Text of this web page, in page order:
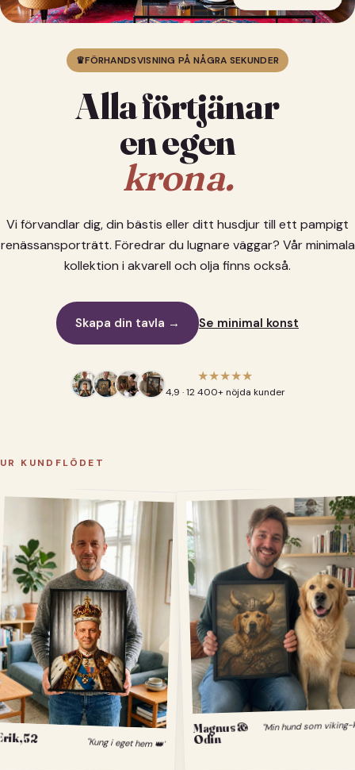
♛FÖRHANDSVISNING PÅ NÅGRA SEKUNDER
Alla förtjänar
en egen
krona.
Vi förvandlar dig, din bästis eller ditt husdjur till ett pampigt
renässansporträtt. Föredrar du lugnare väggar? Vår minimala
kollektion i akvarell och olja finns också.
Skapa din tavla → Se minimal konst
★★★★★
4,9 · 12 400+ nöjda kunder
UR KUNDFLÖDET
52 "Kung i eget hem 👑"
Magnus &
Odin